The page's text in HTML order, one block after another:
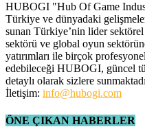
HUBOGI "Hub Of Game
Türkiye ve dünyadaki
sunan Türkiye’nin lider
sektörü ve global oyun
yatırımları ile birçok
edebileceği HUBOGI, güncel
detaylı olarak sizlere
İletişim: info@hubogi.com
ÖNE ÇIKAN HABERLER